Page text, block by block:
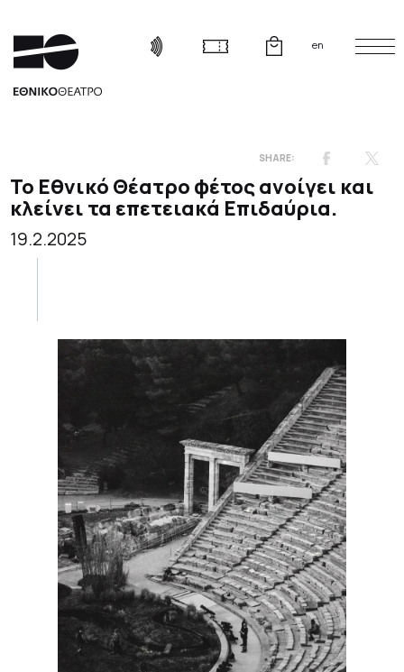
en
Το Εθνικό Θέατρο φέτος ανοίγει και
κλείνει τα επετειακά Επιδαύρια.
19.2.2025